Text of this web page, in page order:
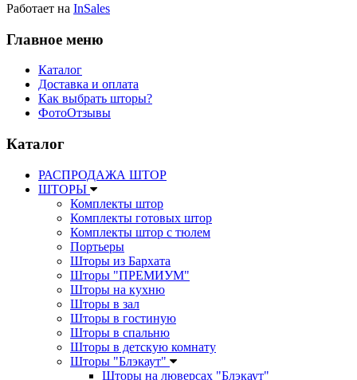
Работает на InSales
Главное меню
Каталог
Доставка и оплата
Как выбрать шторы?
ФотоОтзывы
Каталог
РАСПРОДАЖА ШТОР
ШТОРЫ
Комплекты штор
Комплекты готовых штор
Комплекты штор с тюлем
Портьеры
Шторы из Бархата
Шторы "ПРЕМИУМ"
Шторы на кухню
Шторы в зал
Шторы в гостиную
Шторы в спальню
Шторы в детскую комнату
Шторы "Блэкаут"
Шторы на люверсах "Блэкаут"